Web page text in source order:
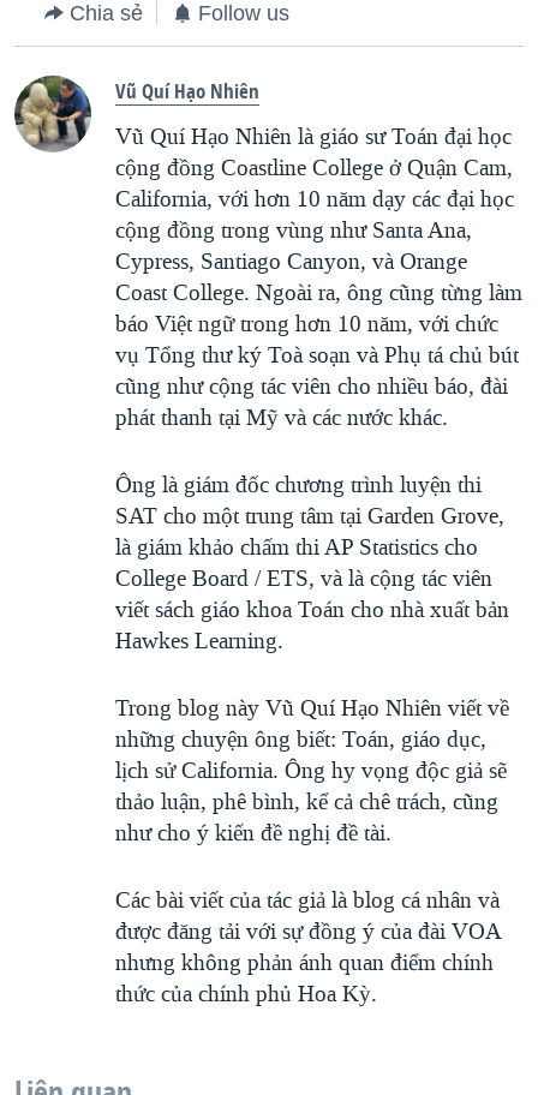
Chia sẻ Follow us
Vũ Quí Hạo Nhiên
Vũ Quí Hạo Nhiên là giáo sư Toán đại học
cộng đồng Coastline College ở Quận Cam,
California, với hơn 10 năm dạy các đại học
cộng đồng trong vùng như Santa Ana,
Cypress, Santiago Canyon, và Orange
Coast College. Ngoài ra, ông cũng từng làm
báo Việt ngữ trong hơn 10 năm, với chức
vụ Tổng thư ký Toà soạn và Phụ tá chủ bút
cũng như cộng tác viên cho nhiều báo, đài
phát thanh tại Mỹ và các nước khác.
Ông là giám đốc chương trình luyện thi
SAT cho một trung tâm tại Garden Grove,
là giám khảo chấm thi AP Statistics cho
College Board / ETS, và là cộng tác viên
viết sách giáo khoa Toán cho nhà xuất bản
Hawkes Learning.
Trong blog này Vũ Quí Hạo Nhiên viết về
những chuyện ông biết: Toán, giáo dục,
lịch sử California. Ông hy vọng độc giả sẽ
thảo luận, phê bình, kể cả chê trách, cũng
như cho ý kiến đề nghị đề tài.
Các bài viết của tác giả là blog cá nhân và
được đăng tải với sự đồng ý của đài VOA
nhưng không phản ánh quan điểm chính
thức của chính phủ Hoa Kỳ.